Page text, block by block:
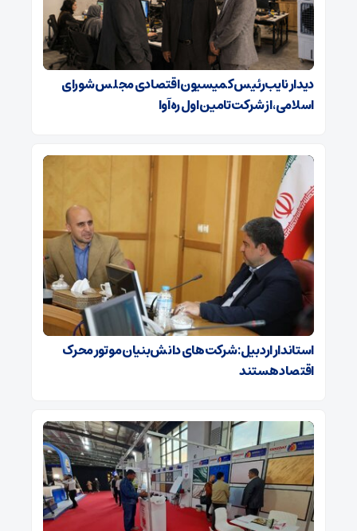
دیدار نایب‌رئیس کمیسیون اقتصادی مجلس شورای
اسلامی، از شرکت تامین اول ره‌آوا
استاندار اردبیل: شرکت‌های دانش‌بنیان موتور محرک
اقتصاد هستند